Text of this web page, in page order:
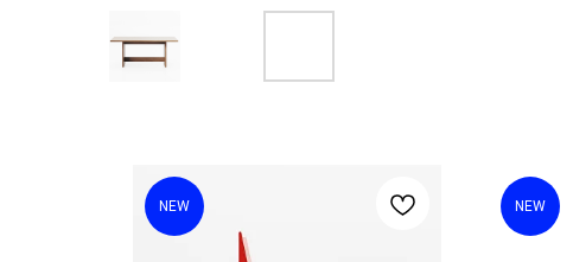
NEW NEW